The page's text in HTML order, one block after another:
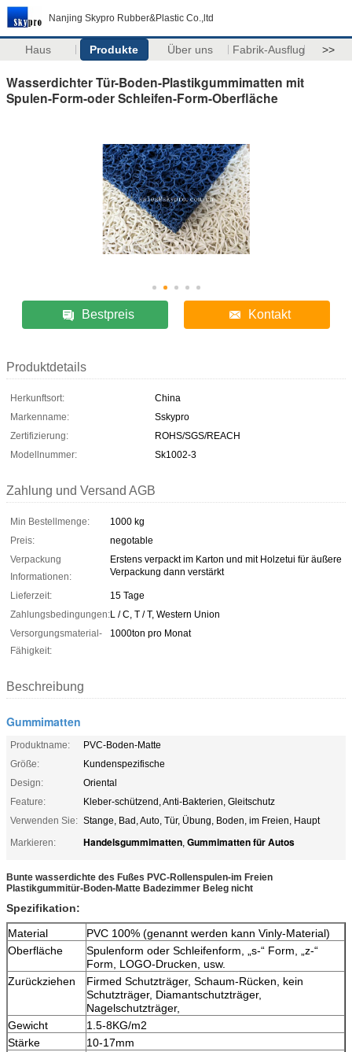
Nanjing Skypro Rubber&Plastic Co.,ltd
Haus Produkte Über uns Fabrik-Ausflug >>
Wasserdichter Tür-Boden-Plastikgummimatten mit
Spulen-Form-oder Schleifen-Form-Oberfläche
Bestpreis Kontakt
Produktdetails
Herkunftsort:
China
Markenname:
Sskypro
Zertifizierung:
ROHS/SGS/REACH
Modellnummer:
Sk1002-3
Zahlung und Versand AGB
Min Bestellmenge:
1000 kg
Preis:
negotable
Verpackung
Informationen:
Erstens verpackt im Karton und mit Holzetui für äußere
Verpackung dann verstärkt
Lieferzeit:
15 Tage
Zahlungsbedingungen:L / C, T / T, Western Union
Versorgungsmaterial-
Fähigkeit:
1000ton pro Monat
Beschreibung
Gummimatten
Produktname:
PVC-Boden-Matte
Größe:
Kundenspezifische
Design:
Oriental
Feature:
Kleber-schützend, Anti-Bakterien, Gleitschutz
Verwenden Sie: Stange, Bad, Auto, Tür, Übung, Boden, im Freien, Haupt
Markieren:
Handelsgummimatten, Gummimatten für Autos
Bunte wasserdichte des Fußes PVC-Rollenspulen-im Freien
Plastikgummitür-Boden-Matte Badezimmer Beleg nicht
Spezifikation:
Material
PVC 100% (genannt werden kann Vinly-Material)
Oberfläche
Spulenform oder Schleifenform, „s-“ Form, „z-“
Form, LOGO-Drucken, usw.
Zurückziehen
Firmed Schutzträger, Schaum-Rücken, kein
Schutzträger, Diamantschutzträger,
Nagelschutzträger,
Gewicht
1.5-8KG/m2
Stärke
10-17mm